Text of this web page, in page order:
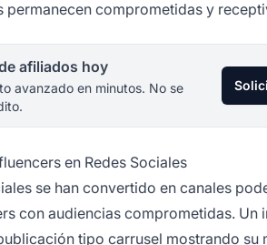
permanecen comprometidas y
afiliados hoy
avanzado en minutos. No se
en Redes Sociales
se han convertido en canales
con audiencias comprometidas.
tipo carrusel mostrando